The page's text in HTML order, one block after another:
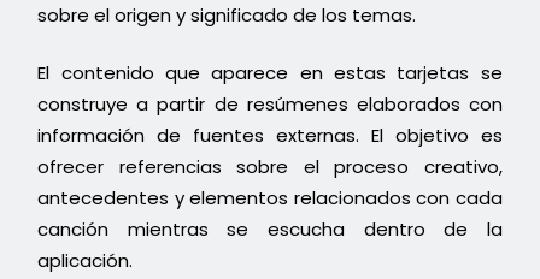
sobre el origen y significado de los temas.
El contenido que aparece en estas tarjetas se
construye a partir de resúmenes elaborados con
información de fuentes externas. El objetivo es
ofrecer referencias sobre el proceso creativo,
antecedentes y elementos relacionados con cada
canción mientras se escucha dentro de la
aplicación.